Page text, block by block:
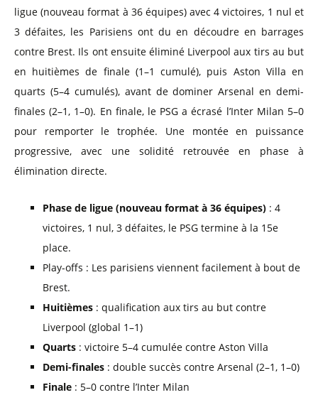
ligue (nouveau format à 36 équipes) avec 4 victoires, 1 nul et
3 défaites, les Parisiens ont du en découdre en barrages
contre Brest. Ils ont ensuite éliminé Liverpool aux tirs au but
en huitièmes de finale (1–1 cumulé), puis Aston Villa en
quarts (5–4 cumulés), avant de dominer Arsenal en demi-
finales (2–1, 1–0). En finale, le PSG a écrasé l’Inter Milan 5–0
pour remporter le trophée. Une montée en puissance
progressive, avec une solidité retrouvée en phase à
élimination directe.
Phase de ligue (nouveau format à 36 équipes) : 4
victoires, 1 nul, 3 défaites, le PSG termine à la 15e
place.
Play-offs : Les parisiens viennent facilement à bout de
Brest.
Huitièmes : qualification aux tirs au but contre
Liverpool (global 1–1)
Quarts : victoire 5–4 cumulée contre Aston Villa
Demi-finales : double succès contre Arsenal (2–1, 1–0)
Finale : 5–0 contre l’Inter Milan